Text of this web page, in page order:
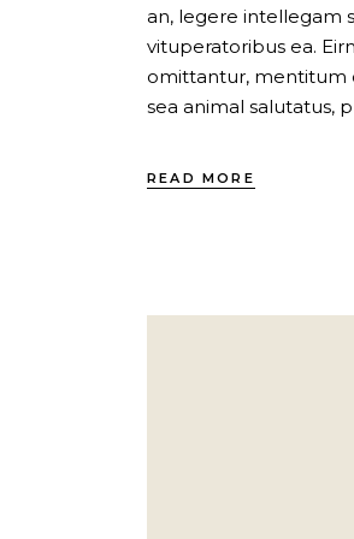
an, legere intellegam
vituperatoribus ea.
omittantur, mentitum
sea animal salutatus,
READ MORE